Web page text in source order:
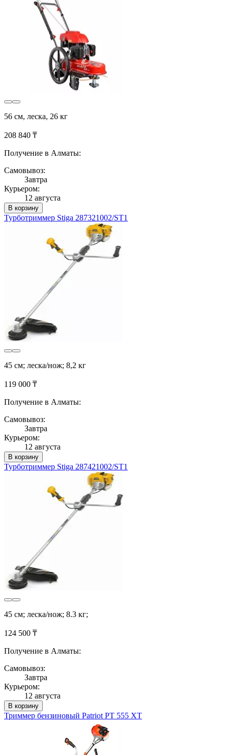
56 см, леска, 26 кг
208 840 ₸
Получение в Алматы:
Самовывоз:
Завтра
Курьером:
12 августа
В корзину
Турботриммер Stiga 287321002/ST1
45 см; леска/нож; 8,2 кг
119 000 ₸
Получение в Алматы:
Самовывоз:
Завтра
Курьером:
12 августа
В корзину
Турботриммер Stiga 287421002/ST1
45 см; леска/нож; 8.3 кг;
124 500 ₸
Получение в Алматы:
Самовывоз:
Завтра
Курьером:
12 августа
В корзину
Триммер бензиновый Patriot PT 555 XT